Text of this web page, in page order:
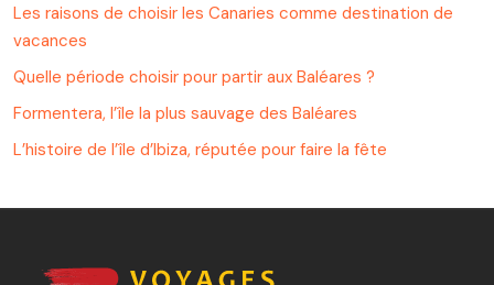
Les raisons de choisir les Canaries comme destination de
vacances
Quelle période choisir pour partir aux Baléares ?
Formentera, l’île la plus sauvage des Baléares
L’histoire de l’île d’Ibiza, réputée pour faire la fête